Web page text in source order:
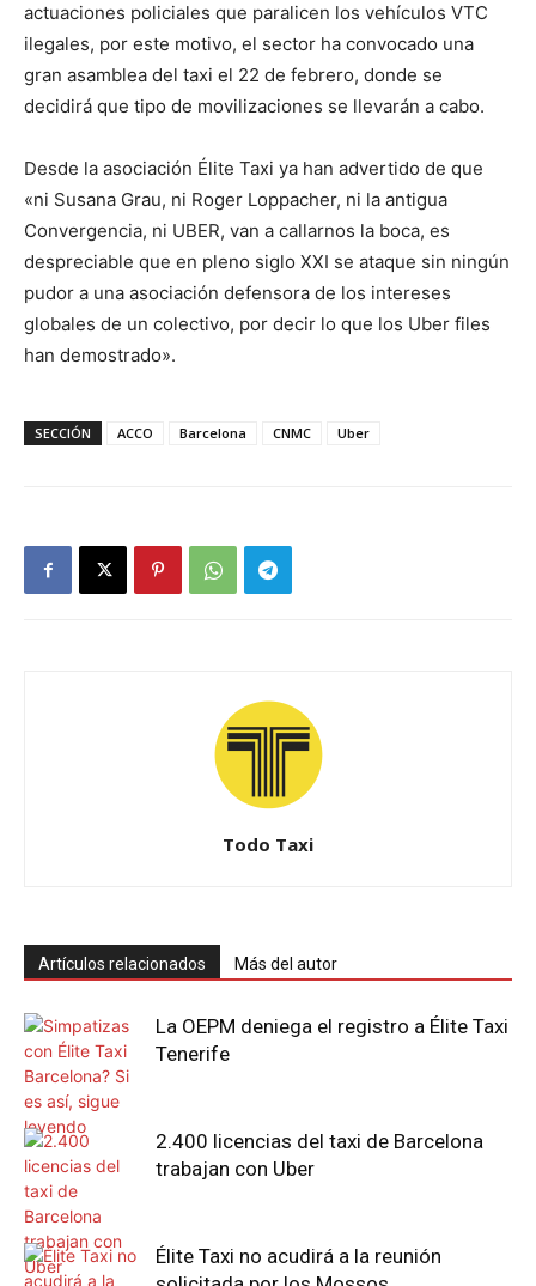
actuaciones policiales que paralicen los vehículos VTC
ilegales, por este motivo, el sector ha convocado una
gran asamblea del taxi el 22 de febrero, donde se
decidirá que tipo de movilizaciones se llevarán a cabo.
Desde la asociación Élite Taxi ya han advertido de que
«ni Susana Grau, ni Roger Loppacher, ni la antigua
Convergencia, ni UBER, van a callarnos la boca, es
despreciable que en pleno siglo XXI se ataque sin ningún
pudor a una asociación defensora de los intereses
globales de un colectivo, por decir lo que los Uber files
han demostrado».
SECCIÓN ACCO Barcelona CNMC Uber
Todo Taxi
Artículos relacionados Más del autor
La OEPM deniega el registro a Élite Taxi
Tenerife
2.400 licencias del taxi de Barcelona
trabajan con Uber
Élite Taxi no acudirá a la reunión